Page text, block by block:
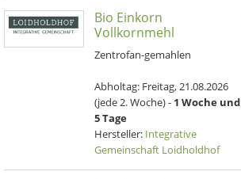
Bio Einkorn
Vollkornmehl
Zentrofan-gemahlen
Abholtag: Freitag, 21.08.2026
(jede 2. Woche) - 1 Woche und
5 Tage
Hersteller: Integrative
Gemeinschaft Loidholdhof